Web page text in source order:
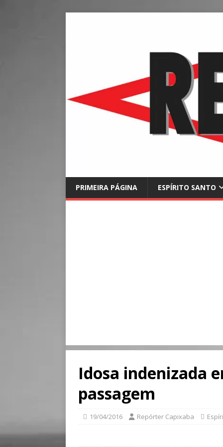
PRIMEIRA PÁGINA ESPÍRITO SANTO
Idosa indenizada
passagem
19/04/2016 Repórter Capixaba